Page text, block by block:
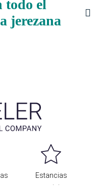
todo el
jerezana
Estancias